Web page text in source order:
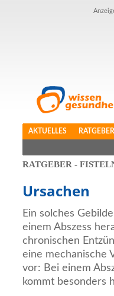
AKTUELLES RATGEBER
RATGEBER -
Ursachen
Ein solches
einem Abszess
chronischen
eine mechanische
vor: Bei einem
kommt besonders